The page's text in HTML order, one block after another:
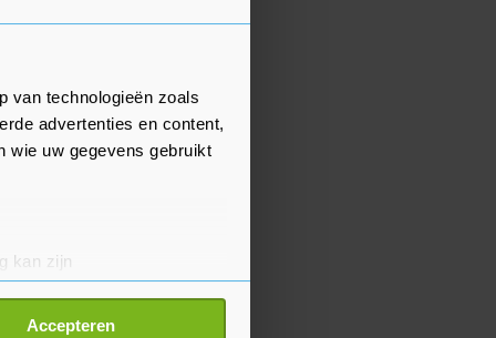
van technologieën zoals
advertenties en content,
wie uw gegevens gebruikt
kan zijn
detailgedeelte
Accepteren